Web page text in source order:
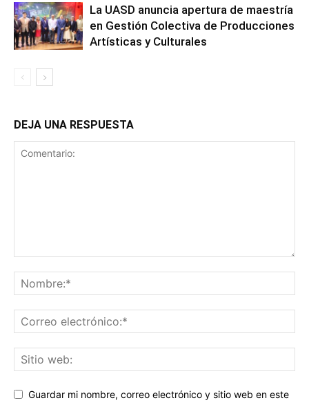
La UASD anuncia apertura de maestría
en Gestión Colectiva de Producciones
Artísticas y Culturales
DEJA UNA RESPUESTA
Guardar mi nombre, correo electrónico y sitio web en este